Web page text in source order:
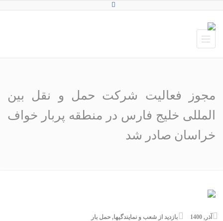
مجوز فعالیت شرکت حمل و نقل بین
المللی خلیج فارس در منطقه پربار خواف
خراسان صادر شد
آذر, 1400 بازدید از شعب و نمایندگیها, حمل بار